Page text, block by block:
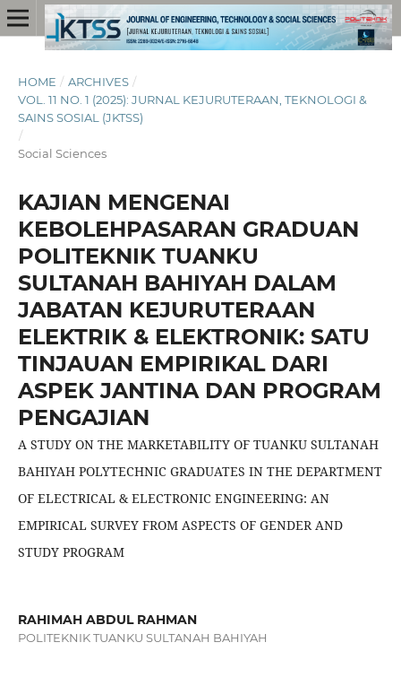
HOME / ARCHIVES /
VOL. 11 NO. 1 (2025): JURNAL KEJURUTERAAN, TEKNOLOGI &
SAINS SOSIAL (JKTSS)
/
Social Sciences
KAJIAN MENGENAI
KEBOLEHPASARAN GRADUAN
POLITEKNIK TUANKU
SULTANAH BAHIYAH DALAM
JABATAN KEJURUTERAAN
ELEKTRIK & ELEKTRONIK: SATU
TINJAUAN EMPIRIKAL DARI
ASPEK JANTINA DAN PROGRAM
PENGAJIAN
A STUDY ON THE MARKETABILITY OF TUANKU SULTANAH
BAHIYAH POLYTECHNIC GRADUATES IN THE DEPARTMENT
OF ELECTRICAL & ELECTRONIC ENGINEERING: AN
EMPIRICAL SURVEY FROM ASPECTS OF GENDER AND
STUDY PROGRAM
RAHIMAH ABDUL RAHMAN
POLITEKNIK TUANKU SULTANAH BAHIYAH